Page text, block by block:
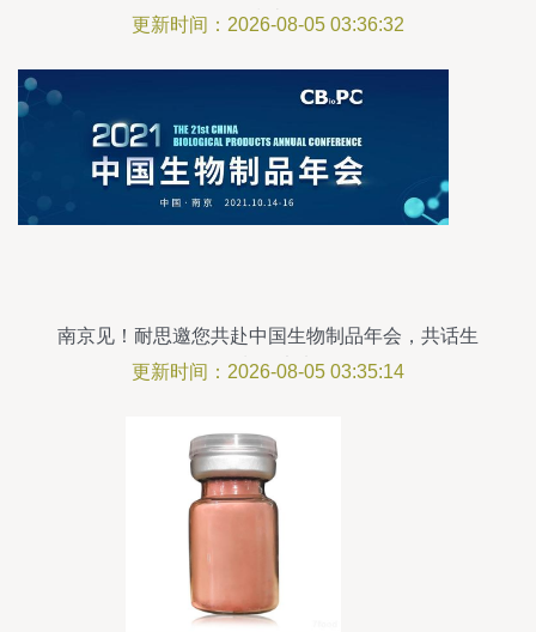
指南
更新时间：2026-08-05 03:36:32
南京见！耐思邀您共赴中国生物制品年会，共话生
物制品未来
更新时间：2026-08-05 03:35:14